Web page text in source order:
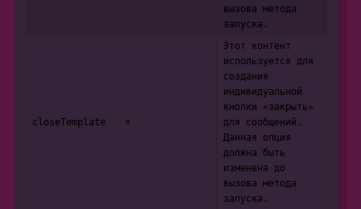
вызова метода
запуска.
closeTemplate ×
Этот контент
используется для
создания
индивидуальной
кнопки «закрыть»
для сообщений.
Данная опция
должна быть
изменена до
вызова метода
запуска.